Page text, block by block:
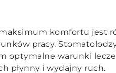
komfortu jest
pracy.
optymalne warunki
płynny i wydajny ruch.